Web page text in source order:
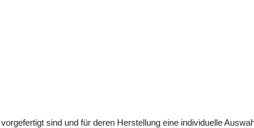
sind und für deren Herstellung eine individuelle